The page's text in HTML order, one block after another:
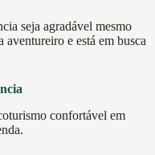
seja agradável mesmo
aventureiro e está em busca
confortável em